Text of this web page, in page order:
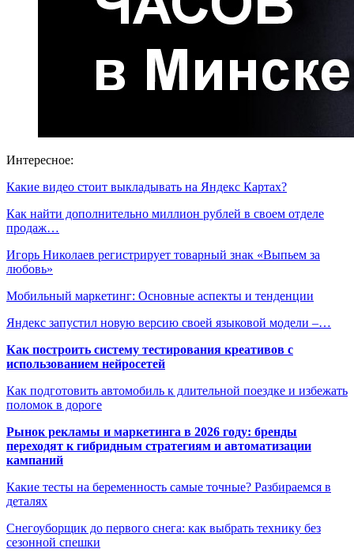
Интересное:
Какие видео стоит выкладывать на Яндекс Картах?
Как найти дополнительно миллион рублей в своем отделе
продаж…
Игорь Николаев регистрирует товарный знак «Выпьем за
любовь»
Мобильный маркетинг: Основные аспекты и тенденции
Яндекс запустил новую версию своей языковой модели –…
Как построить систему тестирования креативов с
использованием нейросетей
Как подготовить автомобиль к длительной поездке и избежать
поломок в дороге
Рынок рекламы и маркетинга в 2026 году: бренды
переходят к гибридным стратегиям и автоматизации
кампаний
Какие тесты на беременность самые точные? Разбираемся в
деталях
Снегоуборщик до первого снега: как выбрать технику без
сезонной спешки